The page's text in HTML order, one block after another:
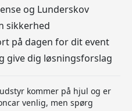
og Lunderskov
sikkerhed
på dagen for dit event
give dig løsningsforslag
kommer på hjul og er
venlig, men spørg